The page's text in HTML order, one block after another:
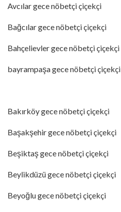
Avcılar gece nöbetçi çiçekçi
Bağcılar gece nöbetçi çiçekçi
Bahçelievler gece nöbetçi çiçekçi
bayrampaşa gece nöbetçi çiçekçi
Bakırköy gece nöbetçi çiçekçi
Başakşehir gece nöbetçi çiçekçi
Beşiktaş gece nöbetçi çiçekçi
Beylikdüzü gece nöbetçi çiçekçi
Beyoğlu gece nöbetçi çiçekçi